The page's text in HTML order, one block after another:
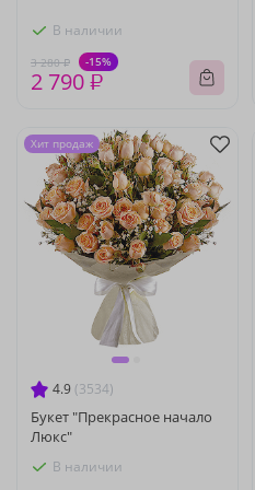
В наличии
3 280 ₽ -15%
2 790 ₽
4.9 (3534)
Букет "Прекрасное начало
Люкс"
В наличии
Хит продаж